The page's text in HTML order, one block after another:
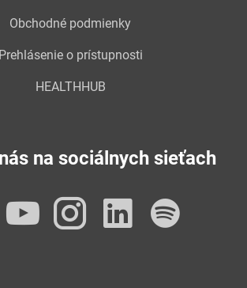
Obchodné podmienky
Prehlásenie o prístupnosti
HEALTHHUB
na sociálnych sieťach
Facebook
YouTube
Instagram